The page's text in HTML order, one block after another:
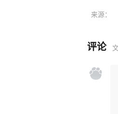
来源：
评论